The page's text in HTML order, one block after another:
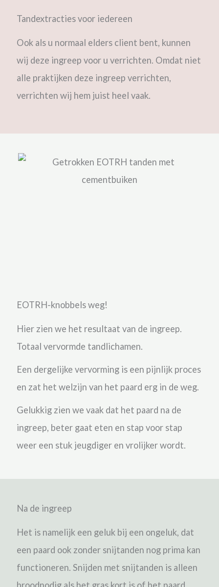
Tandextracties voor iedereen
Ook als u normaal elders client bent, kunnen
wij deze ingreep voor u verrichten. Omdat niet
alle praktijken deze ingreep verrichten,
verrichten wij hem juist heel vaak.
EOTRH-knobbels weg!
Hier zien we het resultaat van de ingreep.
Totaal vervormde tandlichamen.
Een dergelijke vervorming is een pijnlijk proces
en zat het welzijn van het paard erg in de weg.
Gelukkig zien we vaak dat het paard na de
ingreep, beter gaat eten en stap voor stap
weer een stuk jeugdiger en vrolijker wordt.
Na de ingreep
Het is namelijk een geluk bij een ongeluk, dat
een paard ook zonder snijtanden nog prima kan
functioneren. Snijden met snijtanden is alleen
broodnodig als het gras kort is of het paard